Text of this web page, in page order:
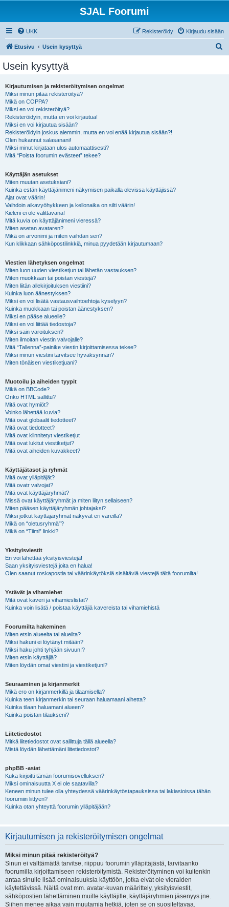
SJAL Foorumi
UKK Kirjaudu sisään
Rekisteröidy
Etusivu Usein kysyttyä
Usein kysyttyä
Kirjautumisen ja rekisteröitymisen ongelmat
Miksi minun pitää rekisteröityä?
Mikä on COPPA?
Miksi en voi rekisteröityä?
Rekisteröidyin, mutta en voi kirjautua!
Miksi en voi kirjautua sisään?
Rekisteröidyin joskus aiemmin, mutta en voi enää kirjautua sisään?!
Olen hukannut salasanani!
Miksi minut kirjataan ulos automaattisesti?
Mitä “Poista foorumin evästeet” tekee?
Käyttäjän asetukset
Miten muutan asetuksiani?
Kuinka estän käyttäjänimeni näkymisen paikalla olevissa käyttäjissä?
Ajat ovat väärin!
Vaihdoin aikavyöhykkeen ja kellonaika on silti väärin!
Kieleni ei ole valittavana!
Mitä kuvia on käyttäjänimeni vieressä?
Miten asetan avataren?
Mikä on arvonimi ja miten vaihdan sen?
Kun klikkaan sähköpostilinkkiä, minua pyydetään kirjautumaan?
Viestien lähetyksen ongelmat
Miten luon uuden viestiketjun tai lähetän vastauksen?
Miten muokkaan tai poistan viestejä?
Miten liitän allekirjoituksen viestiini?
Kuinka luon äänestyksen?
Miksi en voi lisätä vastausvaihtoehtoja kyselyyn?
Kuinka muokkaan tai poistan äänestyksen?
Miksi en pääse alueelle?
Miksi en voi liittää tiedostoja?
Miksi sain varoituksen?
Miten ilmoitan viestin valvojalle?
Mitä “Tallenna”-painike viestin kirjoittamisessa tekee?
Miksi minun viestini tarvitsee hyväksynnän?
Miten tönäisen viestiketjuani?
Muotoilu ja aiheiden tyypit
Mikä on BBCode?
Onko HTML sallittu?
Mitä ovat hymiöt?
Voinko lähettää kuvia?
Mitä ovat globaalit tiedotteet?
Mitä ovat tiedotteet?
Mitä ovat kiinnitetyt viestiketjut
Mitä ovat lukitut viestiketjut?
Mitä ovat aiheiden kuvakkeet?
Käyttäjätasot ja ryhmät
Mitä ovat ylläpitäjät?
Mitä ovatr valvojat?
Mitä ovat käyttäjäryhmät?
Missä ovat käyttäjäryhmät ja miten liityn sellaiseen?
Miten pääsen käyttäjäryhmän johtajaksi?
Miksi jotkut käyttäjäryhmät näkyvät eri väreillä?
Mikä on “oletusryhmä”?
Mikä on “Tiimi” linkki?
Yksityisviestit
En voi lähettää yksityisviestejä!
Saan yksityisviestejä joita en halua!
Olen saanut roskapostia tai väärinkäytöksiä sisältäviä viestejä tältä foorumilta!
Ystävät ja vihamiehet
Mitä ovat kaveri ja vihamieslistat?
Kuinka voin lisätä / poistaa käyttäjiä kavereista tai vihamiehistä
Foorumilta hakeminen
Miten etsin alueelta tai alueilta?
Miksi hakuni ei löytänyt mitään?
Miksi haku johti tyhjään sivuun!?
Miten etsin käyttäjiä?
Miten löydän omat viestini ja viestiketjuni?
Seuraaminen ja kirjanmerkit
Mikä ero on kirjanmerkillä ja tilaamisella?
Kuinka teen kirjanmerkin tai seuraan haluamaani aihetta?
Kuinka tilaan haluamani alueen?
Kuinka poistan tilaukseni?
Liitetiedostot
Mitkä liitetiedostot ovat sallittuja tällä alueella?
Mistä löydän lähettämäni liitetiedostot?
phpBB -asiat
Kuka kirjoitti tämän foorumisovelluksen?
Miksi ominaisuutta X ei ole saatavilla?
Keneen minun tulee olla yhteydessä väärinkäytöstapauksissa tai lakiasioissa tähän
foorumiin liittyen?
Kuinka otan yhteyttä foorumin ylläpitäjään?
Kirjautumisen ja rekisteröitymisen ongelmat
Miksi minun pitää rekisteröityä?
Sinun ei välttämättä tarvitse, riippuu foorumin ylläpitäjästä, tarvitaanko
foorumilla kirjoittamiseen rekisteröitymistä. Rekisteröityminen voi kuitenkin
antaa sinulle lisää ominaisuuksia käyttöön, jotka eivät ole vieraiden
käytettävissä. Näitä ovat mm. avatar-kuvan määrittely, yksityisviestit,
sähköpostien lähettäminen muille käyttäjille, käyttäjäryhmien jäsenyys jne.
Siihen menee aikaa vain muutamia hetkiä, joten se on suositeltavaa.